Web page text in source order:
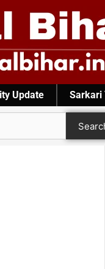
Update Sarkari